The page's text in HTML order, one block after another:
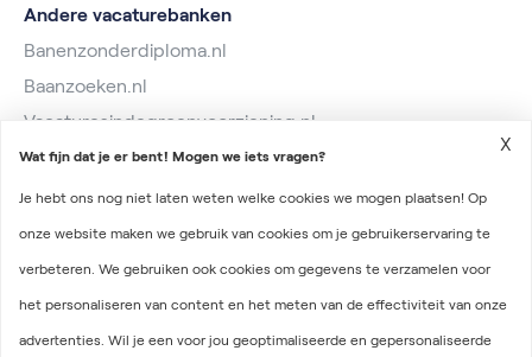
Andere vacaturebanken
Banenzonderdiploma.nl
Baanzoeken.nl
Vacaturesindegroenvoorziening.nl
Wat fijn dat je er bent! Mogen we iets vragen?
Je hebt ons nog niet laten weten welke cookies we mogen plaatsen! Op
onze website maken we gebruik van cookies om je gebruikerservaring te
verbeteren. We gebruiken ook cookies om gegevens te verzamelen voor
het personaliseren van content en het meten van de effectiviteit van onze
advertenties. Wil je een voor jou geoptimaliseerde en gepersonaliseerde
X